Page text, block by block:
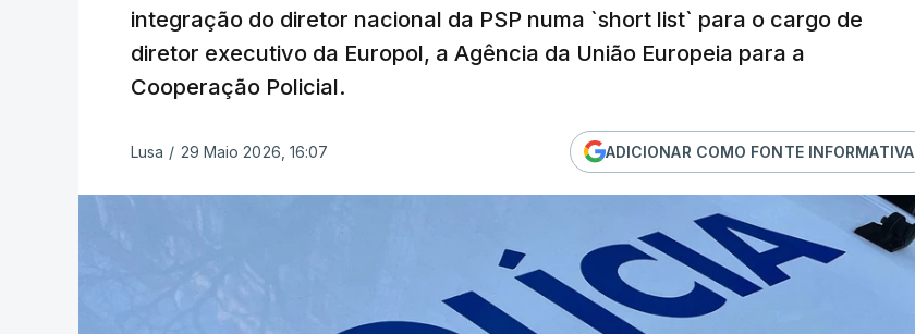
integração do diretor nacional da PSP numa `short list` para o cargo de
diretor executivo da Europol, a Agência da União Europeia para a
Cooperação Policial.
Lusa / 29 Maio 2026, 16:07 ADICIONAR COMO FONTE INFORMATIVA